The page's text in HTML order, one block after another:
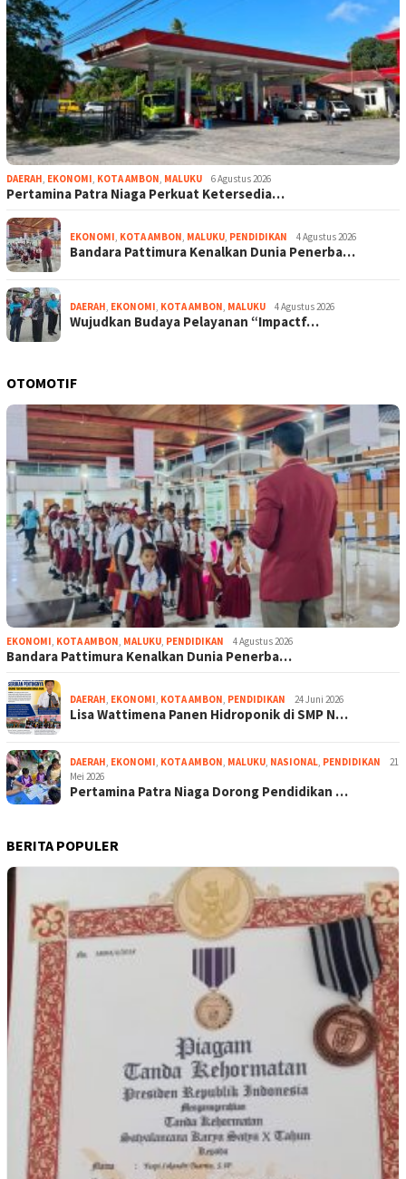
DAERAH, EKONOMI, KOTA AMBON, MALUKU 6 Agustus 2026
Pertamina Patra Niaga Perkuat Ketersedia…
EKONOMI, KOTA AMBON, MALUKU, PENDIDIKAN 4 Agustus 2026
Bandara Pattimura Kenalkan Dunia Penerba…
DAERAH, EKONOMI, KOTA AMBON, MALUKU 4 Agustus 2026
Wujudkan Budaya Pelayanan “Impactf…
OTOMOTIF
EKONOMI, KOTA AMBON, MALUKU, PENDIDIKAN 4 Agustus 2026
Bandara Pattimura Kenalkan Dunia Penerba…
DAERAH, EKONOMI, KOTA AMBON, PENDIDIKAN 24 Juni 2026
Lisa Wattimena Panen Hidroponik di SMP N…
DAERAH, EKONOMI, KOTA AMBON, MALUKU, NASIONAL, PENDIDIKAN
21
Mei 2026
Pertamina Patra Niaga Dorong Pendidikan …
BERITA POPULER